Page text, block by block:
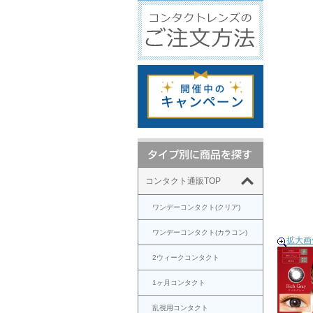
コンタクト通販TOP
ワンデーコンタクト(クリア)
ワンデーコンタクト(カラコン)
2ウィークコンタクト
1ヶ月コンタクト
乱視用コンタクト
拡大